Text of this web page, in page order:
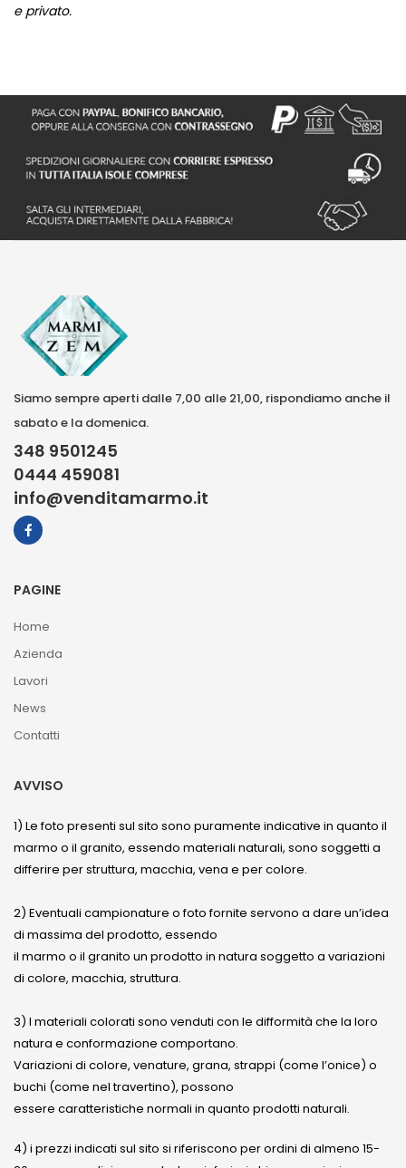
e privato.
Siamo sempre aperti dalle 7,00 alle 21,00, rispondiamo anche il
sabato e la domenica.
348 9501245
0444 459081
info@venditamarmo.it
PAGINE
Home
Azienda
Lavori
News
Contatti
AVVISO
1) Le foto presenti sul sito sono puramente indicative in quanto il
marmo o il granito, essendo materiali naturali, sono soggetti a
differire per struttura, macchia, vena e per colore.
2) Eventuali campionature o foto fornite servono a dare un’idea
di massima del prodotto, essendo
il marmo o il granito un prodotto in natura soggetto a variazioni
di colore, macchia, struttura.
3) I materiali colorati sono venduti con le difformità che la loro
natura e conformazione comportano.
Variazioni di colore, venature, grana, strappi (come l’onice) o
buchi (come nel travertino), possono
essere caratteristiche normali in quanto prodotti naturali.
4) i prezzi indicati sul sito si riferiscono per ordini di almeno 15-